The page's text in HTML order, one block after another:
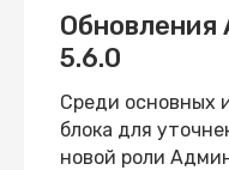
Обновления
5.6.0
Среди основных
блока для
новой роли